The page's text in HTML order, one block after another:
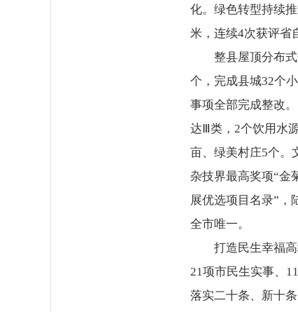
化。绿色转型持续
米，连续4次获评省
整县屋顶分布
个，完成县城32个
事项全部完成整改
达Ⅲ类，2个饮用水
亩、绿美村庄5个。
杂技界最高奖项“金
展优选项目名录”，
全市唯一。
打造民生幸福
21项市民生实事、
落实二十条、新十